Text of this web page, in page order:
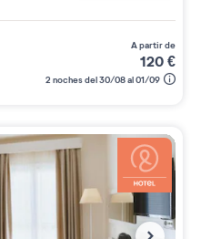
a partir de
120€
2 noches del 30/08 al 01/09